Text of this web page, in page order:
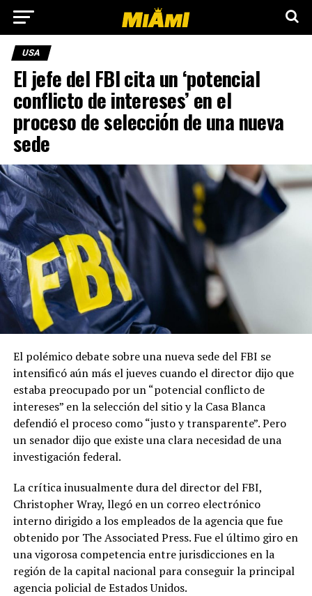
USA
El jefe del FBI cita un ‘potencial
conflicto de intereses’ en el
proceso de selección de una nueva
sede
El polémico debate sobre una nueva sede del FBI se
intensificó aún más el jueves cuando el director dijo que
estaba preocupado por un “potencial conflicto de
intereses” en la selección del sitio y la Casa Blanca
defendió el proceso como “justo y transparente”. Pero
un senador dijo que existe una clara necesidad de una
investigación federal.
La crítica inusualmente dura del director del FBI,
Christopher Wray, llegó en un correo electrónico
interno dirigido a los empleados de la agencia que fue
obtenido por The Associated Press. Fue el último giro en
una vigorosa competencia entre jurisdicciones en la
región de la capital nacional para conseguir la principal
agencia policial de Estados Unidos.